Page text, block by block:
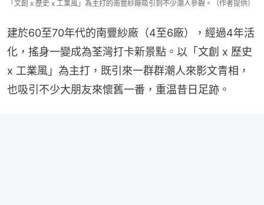
「文創 x 歷史 x 工業風」為主打的南豐紗廠吸引到不少潮人參觀。（作者提供）
建於60至70年代的南豐紗廠（4至6廠），經過4年活
化，搖身一變成為荃灣打卡新景點。以「文創 x 歷史
x 工業風」為主打，既引來一群群潮人來影文青相，
也吸引不少大朋友來懷舊一番，重温昔日足跡。